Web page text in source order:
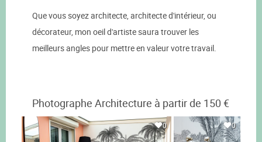
Que vous soyez architecte, architecte d'intérieur, ou
décorateur, mon oeil d'artiste saura trouver les
meilleurs angles pour mettre en valeur votre travail.
Photographe Architecture à partir de 150 €
0 0